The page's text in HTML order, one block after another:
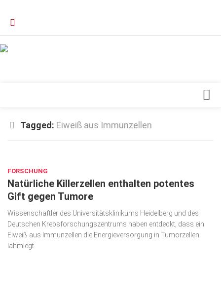
Orthopädie
Schönheit & Wohlbefinden
Special
Wirtschaft, Recht, Finanzen
Zahn, Mund, Kiefer
Tagged: Eiweiß aus Immunzellen
FORSCHUNG
Natürliche Killerzellen enthalten potentes
Gift gegen Tumore
Wissenschaftler des Universitätsklinikums Heidelberg und des
Deutschen Krebsforschungszentrums haben entdeckt, dass ein
Eiweiß aus Immunzellen die Energieversorgung in Tumorzellen
lahmlegt.